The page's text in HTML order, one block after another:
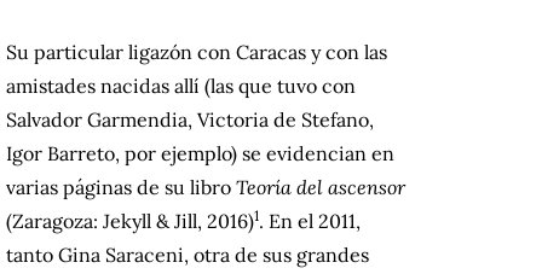
Su particular ligazón con Caracas y con las
amistades nacidas allí (las que tuvo con
Salvador Garmendia, Victoria de Stefano,
Igor Barreto, por ejemplo) se evidencian en
varias páginas de su libro Teoría del ascensor
(Zaragoza: Jekyll & Jill, 2016)1. En el 2011,
tanto Gina Saraceni, otra de sus grandes